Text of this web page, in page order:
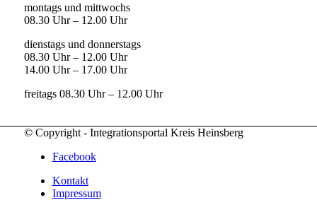
montags und mittwochs
08.30 Uhr – 12.00 Uhr
dienstags und donnerstags
08.30 Uhr – 12.00 Uhr
14.00 Uhr – 17.00 Uhr
freitags 08.30 Uhr – 12.00 Uhr
© Copyright - Integrationsportal Kreis Heinsberg
Facebook
Kontakt
Impressum